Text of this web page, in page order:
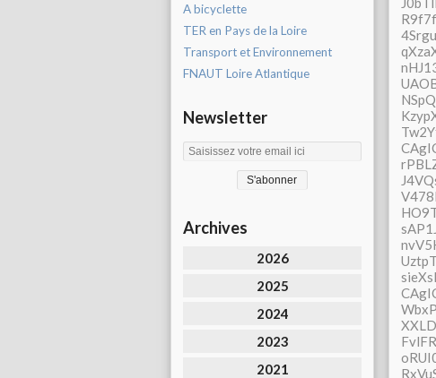
A bicyclette
TER en Pays de la Loire
Transport et Environnement
FNAUT Loire Atlantique
Newsletter
Archives
2026
2025
2024
2023
2021